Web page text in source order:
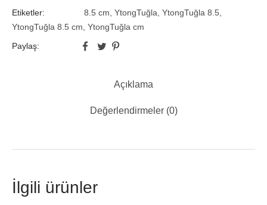
Etiketler:
8.5 cm YtongTuğla YtongTuğla 8.5
YtongTuğla 8.5 cm YtongTuğla cm
Paylaş:
Açıklama
Değerlendirmeler (0)
İlgili ürünler